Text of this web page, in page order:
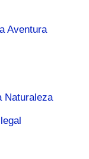
Aventura
Naturaleza